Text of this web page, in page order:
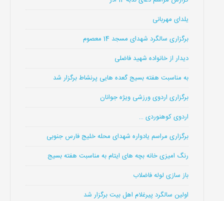
یلدای مهربانی
برگزاری سالگرد شهدای مسجد 14 معصوم
دیدار از خانواده شهید فاضلی
به مناسبت هفته بسیج گعده هایی پرنشاط برگزار شد
برگزاری اردوی ورزشی ویژه جوانان
اردوی کوهنوردی …
برگزاری مراسم یادواره شهدای محله خلیج فارس جنوبی
رنگ امیزی خانه بچه های ایتام به مناسبت هفته بسیج
باز سازی لوله فاضلاب
اولین سالگرد پیرغلام اهل بیت برگزار شد